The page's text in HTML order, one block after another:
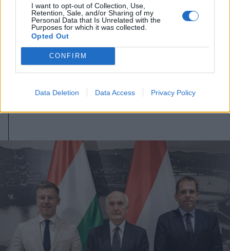
I want to opt-out of Collection, Use,
Retention, Sale, and/or Sharing of my
Personal Data that Is Unrelated with the
Purposes for which it was collected.
Opted Out
CONFIRM
Data Deletion Data Access Privacy Policy
2026. augusztus 08., szombat
Hétvégén is folytatódik a gázolaj
árának csökkenése